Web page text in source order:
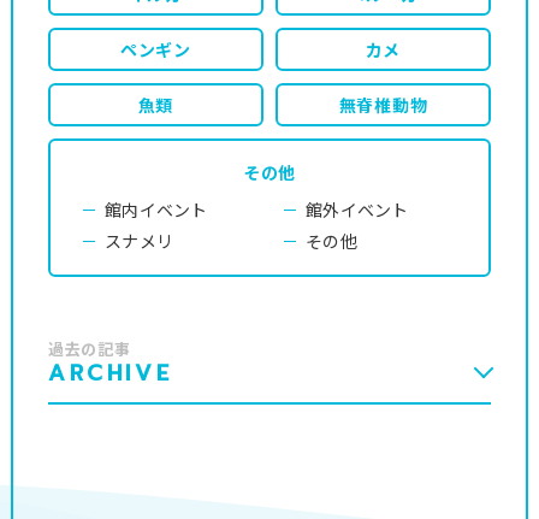
ペンギン カメ
魚類 無脊椎動物
その他
館内イベント
館外イベント
スナメリ
その他
過去の記事
ARCHIVE